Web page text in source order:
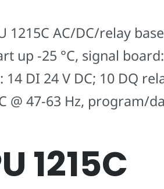
1215C AC/DC/relay
up -25 °C, signal
DI 24 V DC; 10 DQ
@ 47-63 Hz, program/
1215C